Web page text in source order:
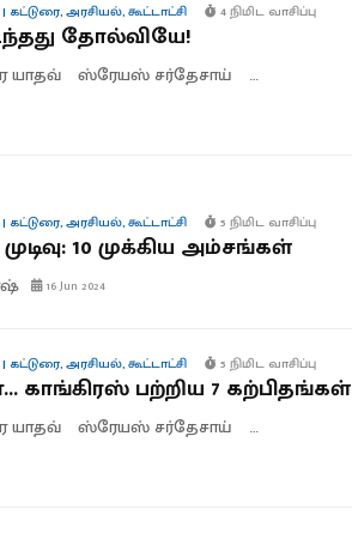
கட்டுரை,அரசியல்,கூட்டாட்சி 4 நிமிட வாசிப்பு
தோல்வியே!
யாதவ் ஸ்ரேயஸ் சர்தேசாய் ராகுல் சாஸ்த்ரி
கட்டுரை,அரசியல்,கூட்டாட்சி 5 நிமிட வாசிப்பு
10 முக்கிய அம்சங்கள்
16 Jun 2024
கட்டுரை,அரசியல்,கூட்டாட்சி 5 நிமிட வாசிப்பு
காங்கிரஸ் பற்றிய 7 கற்பிதங்கள்
யாதவ் ஸ்ரேயஸ் சர்தேசாய் ராகுல் சாஸ்த்ரி